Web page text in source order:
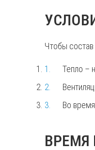
Чтобы
Тепло –
Во
ВРЕМЯ